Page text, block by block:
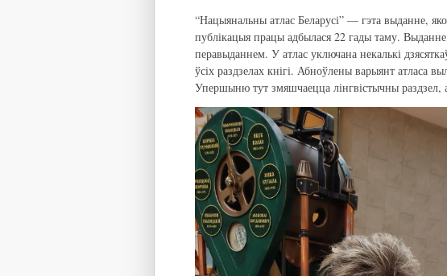
“Нацыянальны атлас Беларусі” — гэта выданне,
публікацыя працы адбылася 22 гады таму.
перавыданнем. У атлас уключана некалькі
ўсіх раздзелах кнігі. Абноўлены варыянт атласа
Упершыню тут змяшчаецца лінгвістычны раздзел,